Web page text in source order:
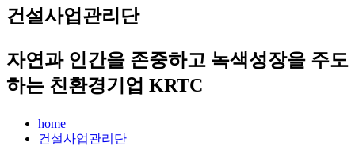
건설사업관리단
자연과 인간을 존중하고 녹색성장을 주도
하는 친환경기업 KRTC
home
건설사업관리단